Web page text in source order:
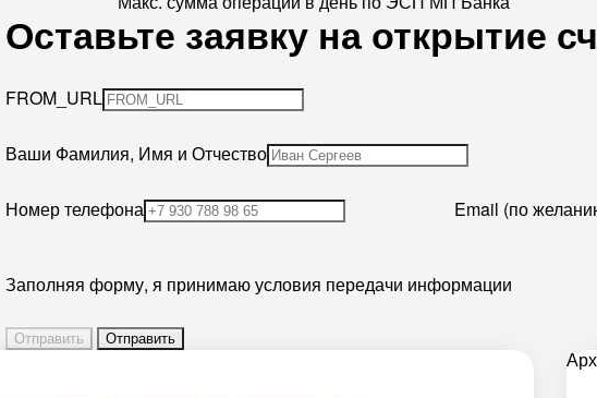
Оставьте заявку на открытие
FROM_URL
Ваши Фамилия, Имя и Отчество
Номер телефона Email (по
Заполняя форму, я принимаюусловия передачи информации